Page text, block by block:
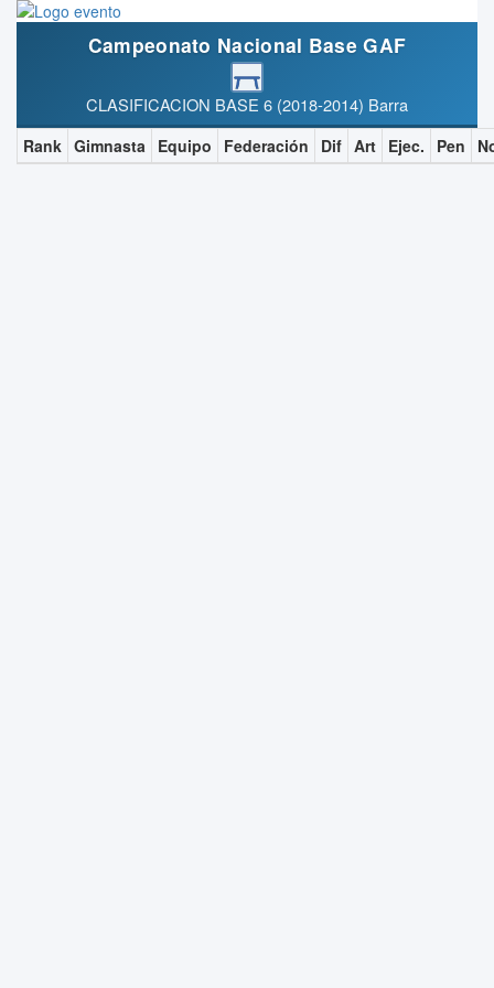
Campeonato Nacional Base GAF
CLASIFICACION BASE 6 (2018-2014) Barra
Rank Gimnasta Equipo Federación Dif Art Ejec. Pen